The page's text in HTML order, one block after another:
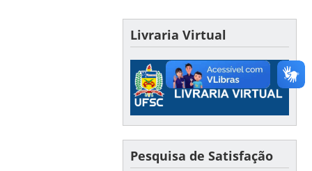
Livraria Virtual
Pesquisa de Satisfação